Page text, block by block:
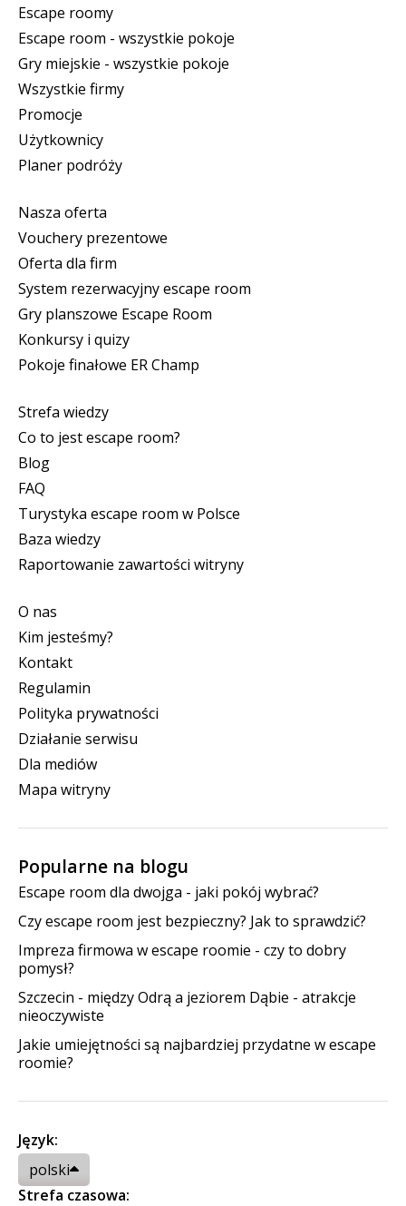
Escape roomy
Escape room - wszystkie pokoje
Gry miejskie - wszystkie pokoje
Wszystkie firmy
Promocje
Użytkownicy
Planer podróży
Nasza oferta
Vouchery prezentowe
Oferta dla firm
System rezerwacyjny escape room
Gry planszowe Escape Room
Konkursy i quizy
Pokoje finałowe ER Champ
Strefa wiedzy
Co to jest escape room?
Blog
FAQ
Turystyka escape room w Polsce
Baza wiedzy
Raportowanie zawartości witryny
O nas
Kim jesteśmy?
Kontakt
Regulamin
Polityka prywatności
Działanie serwisu
Dla mediów
Mapa witryny
Popularne na blogu
Escape room dla dwojga - jaki pokój wybrać?
Czy escape room jest bezpieczny? Jak to sprawdzić?
Impreza firmowa w escape roomie - czy to dobry
pomysł?
Szczecin - między Odrą a jeziorem Dąbie - atrakcje
nieoczywiste
Jakie umiejętności są najbardziej przydatne w escape
roomie?
Język:
polski
Strefa czasowa: